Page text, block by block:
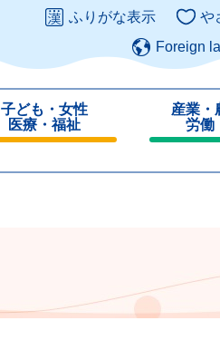
ふりがな表示 や
Foreign
子ども・女性
医療・福祉
産業・
労働
じ